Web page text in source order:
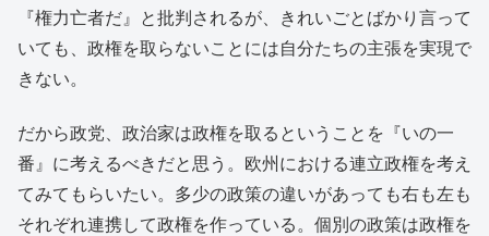
『権力亡者だ』と批判されるが、きれいごとばかり言って
いても、政権を取らないことには自分たちの主張を実現で
きない。
だから政党、政治家は政権を取るということを『いの一
番』に考えるべきだと思う。欧州における連立政権を考え
てみてもらいたい。多少の政策の違いがあっても右も左も
それぞれ連携して政権を作っている。個別の政策は政権を